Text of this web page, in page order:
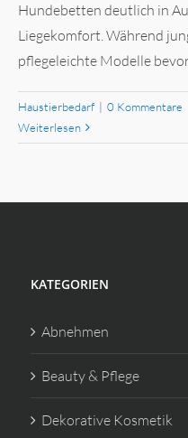
Hundebetten deutlich in
Liegekomfort. Während
pflegeleichte Modelle
Haustierbedarf | 0 Kommentare
Weiterlesen
KATEGORIEN
Abnehmen
Beauty & Pflege
Dekorative Kosmetik